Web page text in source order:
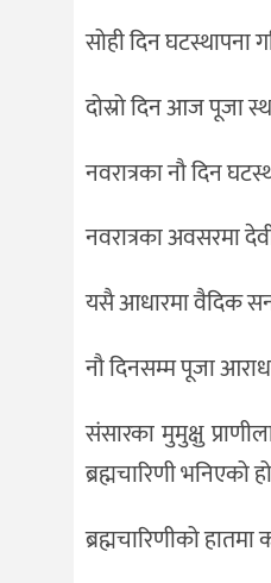
सोही दिन घटस्थापना
दोस्रो दिन आज पूजा
नवरात्रका नौ दिन
नवरात्रका अवसरमा
यसै आधारमा वैदिक
नौ दिनसम्म पूजा
संसारका मुमुक्षु
ब्रह्मचारिणी भनिएको
ब्रह्मचारिणीको